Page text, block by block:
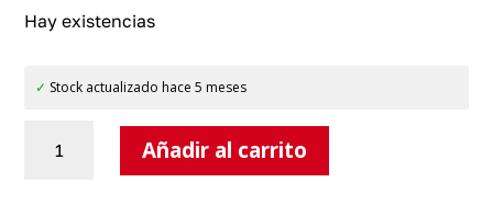
Hay existencias
✓ Stock actualizado hace 5 meses
Empuñadura
Añadir al carrito